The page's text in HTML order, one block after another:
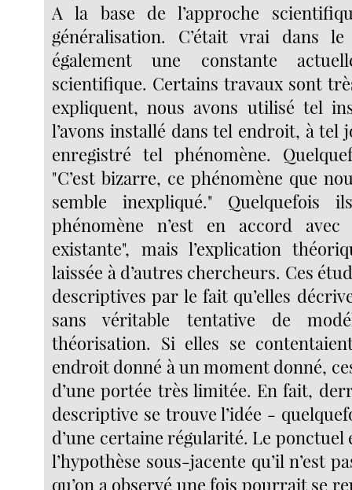
A la base de l’approche
généralisation. C’était vrai dans
également une constante
scientifique. Certains travaux sont
expliquent, nous avons utilisé tel
l’avons installé dans tel endroit, à tel
enregistré tel phénomène.
"C’est bizarre, ce phénomène que
semble inexpliqué." Quelquefois
phénomène n’est en accord
existante", mais l’explication
laissée à d’autres chercheurs. Ces
descriptives par le fait qu’elles
sans véritable tentative de
théorisation. Si elles se
endroit donné à un moment donné,
d’une portée très limitée. En fait,
descriptive se trouve l’idée -
d’une certaine régularité. Le ponctuel
l’hypothèse sous-jacente qu’il n’est
qu’on a observé une fois pourrait se